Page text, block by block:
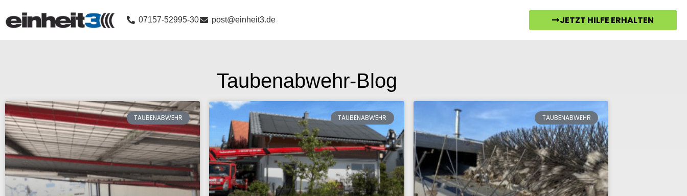
07157-52995-30 post@einheit3.de JETZT HILFE ERHALTEN
Taubenabwehr-Blog
TAUBENABWEHR TAUBENABWEHR TAUBENABWEHR